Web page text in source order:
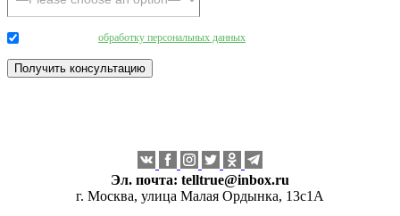
обработку персональных данных
Эл. почта: telltrue@inbox.ru
г. Москва, улица Малая Ордынка, 13с1А